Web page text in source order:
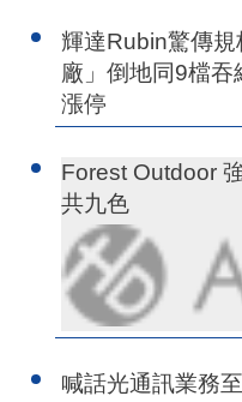
輝達Rubin驚傳
廠」倒地同9檔
漲停
Forest Outdoor
共九色
喊話光通訊業務